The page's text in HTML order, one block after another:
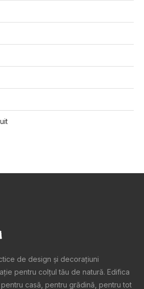
de design şi decoraţiuni
pentru colţul tău de natură. Edifica
casă, pentru grădină, pentru tot